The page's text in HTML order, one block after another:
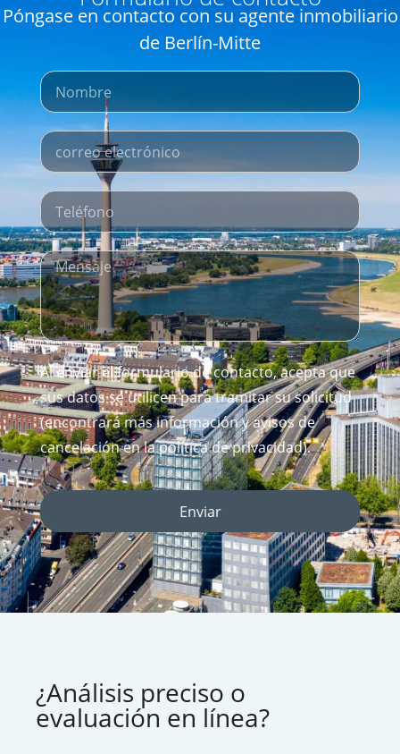
Póngase en contacto con su agente inmobiliario
de Berlín-Mitte
Al enviar el formulario de contacto, acepta que
sus datos se utilicen para tramitar su solicitud
(encontrará más información y avisos de
cancelación en la política de privacidad).
Enviar
¿Análisis preciso o
evaluación en línea?